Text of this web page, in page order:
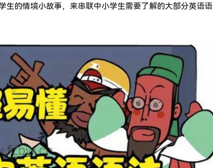
生的情境小故事，来串联中小学生需要了解的大部分英语语